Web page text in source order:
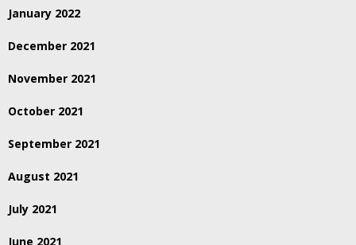
January 2022
December 2021
November 2021
October 2021
September 2021
August 2021
July 2021
June 2021